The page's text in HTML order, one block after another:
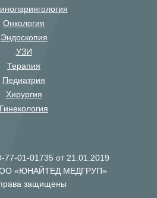
Онкология
Эндоскопия
УЗИ
Терапия
Педиатрия
Хирургия
Гинекология
01-01735 от 21.01.2019
«ЮНАЙТЕД МЕДГРУП»
защищены